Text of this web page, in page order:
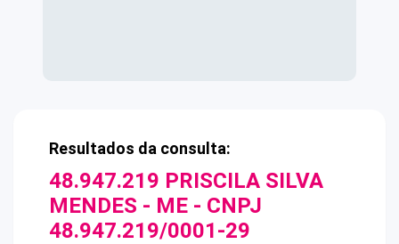
Resultados da consulta:
48.947.219 PRISCILA SILVA
MENDES - ME - CNPJ
48.947.219/0001-29